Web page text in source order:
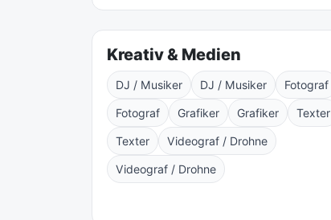
Kreativ & Medien
DJ / Musiker DJ / Musiker Fotograf
Fotograf Grafiker Grafiker Texter
Texter Videograf / Drohne
Videograf / Drohne